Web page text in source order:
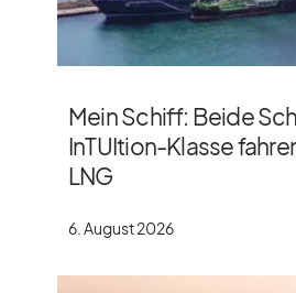
Mein Schiff: Beide
InTUItion-Klasse
LNG
6. August 2026